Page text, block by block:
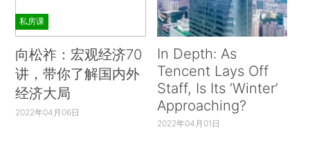
私房课
向松祚：宏观经济70
讲，带你了解国内外
经济大局
2022年04月06日
In Depth: As
Tencent Lays Off
Staff, Is Its ‘Winter’
Approaching?
2022年04月01日